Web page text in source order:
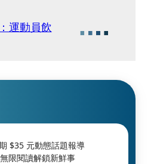
運動員飲
$35元動態話題報導
無限閱讀解鎖新鮮事